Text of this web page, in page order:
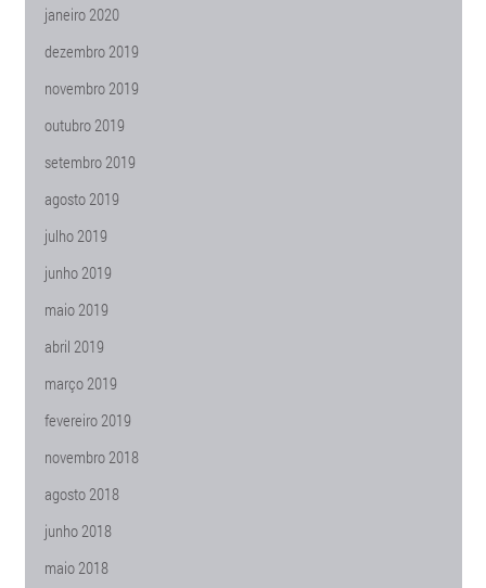
janeiro 2020
dezembro 2019
novembro 2019
outubro 2019
setembro 2019
agosto 2019
julho 2019
junho 2019
maio 2019
abril 2019
março 2019
fevereiro 2019
novembro 2018
agosto 2018
junho 2018
maio 2018